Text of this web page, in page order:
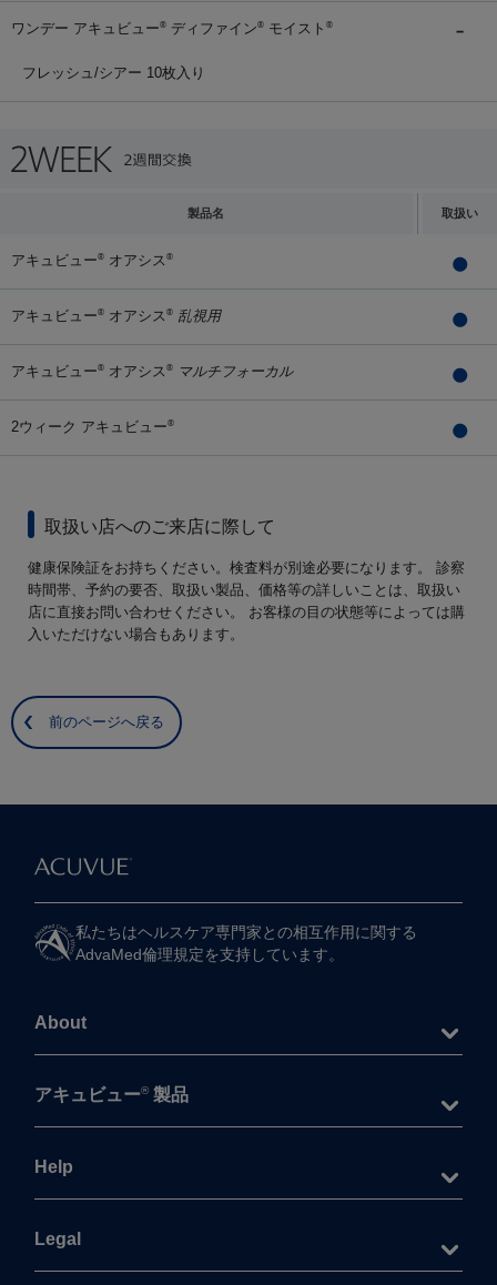
ワンデー アキュビュー® ディファイン® モイスト ®
フレッシュ/シアー 10枚入り
製品名 取扱い
アキュビュー® オアシス ®
アキュビュー® オアシス ® 乱視用
アキュビュー® オアシス ® マルチフォーカル
2ウィーク アキュビュー®
取扱い店へのご来店に際して
健康保険証をお持ちください。検査料が別途必要になります。 診察
時間帯、予約の要否、取扱い製品、価格等の詳しいことは、取扱い
店に直接お問い合わせください。 お客様の目の状態等によっては購
入いただけない場合もあります。
前のページへ戻る
私たちは​ヘルスケア専門家との​相互作用に​関する​
AdvaMed倫理規定を​支持しています。
About
アキュビュー® 製品
Help
Legal